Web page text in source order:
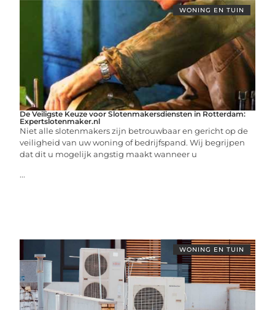
WONING EN TUIN
De Veiligste Keuze voor Slotenmakersdiensten in Rotterdam:
Expertslotenmaker.nl
Niet alle slotenmakers zijn betrouwbaar en gericht op de
veiligheid van uw woning of bedrijfspand. Wij begrijpen
dat dit u mogelijk angstig maakt wanneer u
...
WONING EN TUIN